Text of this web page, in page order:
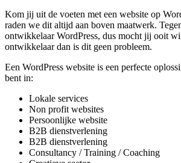
Kom jij uit de voeten met een website op
raden we dit altijd aan boven maatwerk.
ontwikkelaar WordPress, dus mocht jij ooit
ontwikkelaar dan is dit geen probleem.
Een WordPress website is een perfecte
bent in:
Lokale services
Non profit websites
Persoonlijke website
B2B dienstverlening
B2B dienstverlening
Consultancy / Training / Coaching